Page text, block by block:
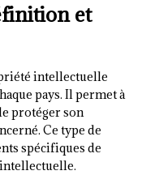
et
intellectuelle
pays. Il permet à
protéger son
Ce type de
spécifiques de